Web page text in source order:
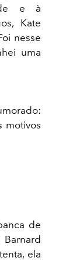
e à
Kate
nesse
uma
motivos
de
ela